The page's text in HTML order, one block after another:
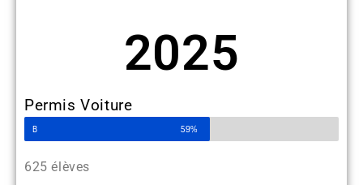
2025
Permis Voiture
B 59%
625 élèves